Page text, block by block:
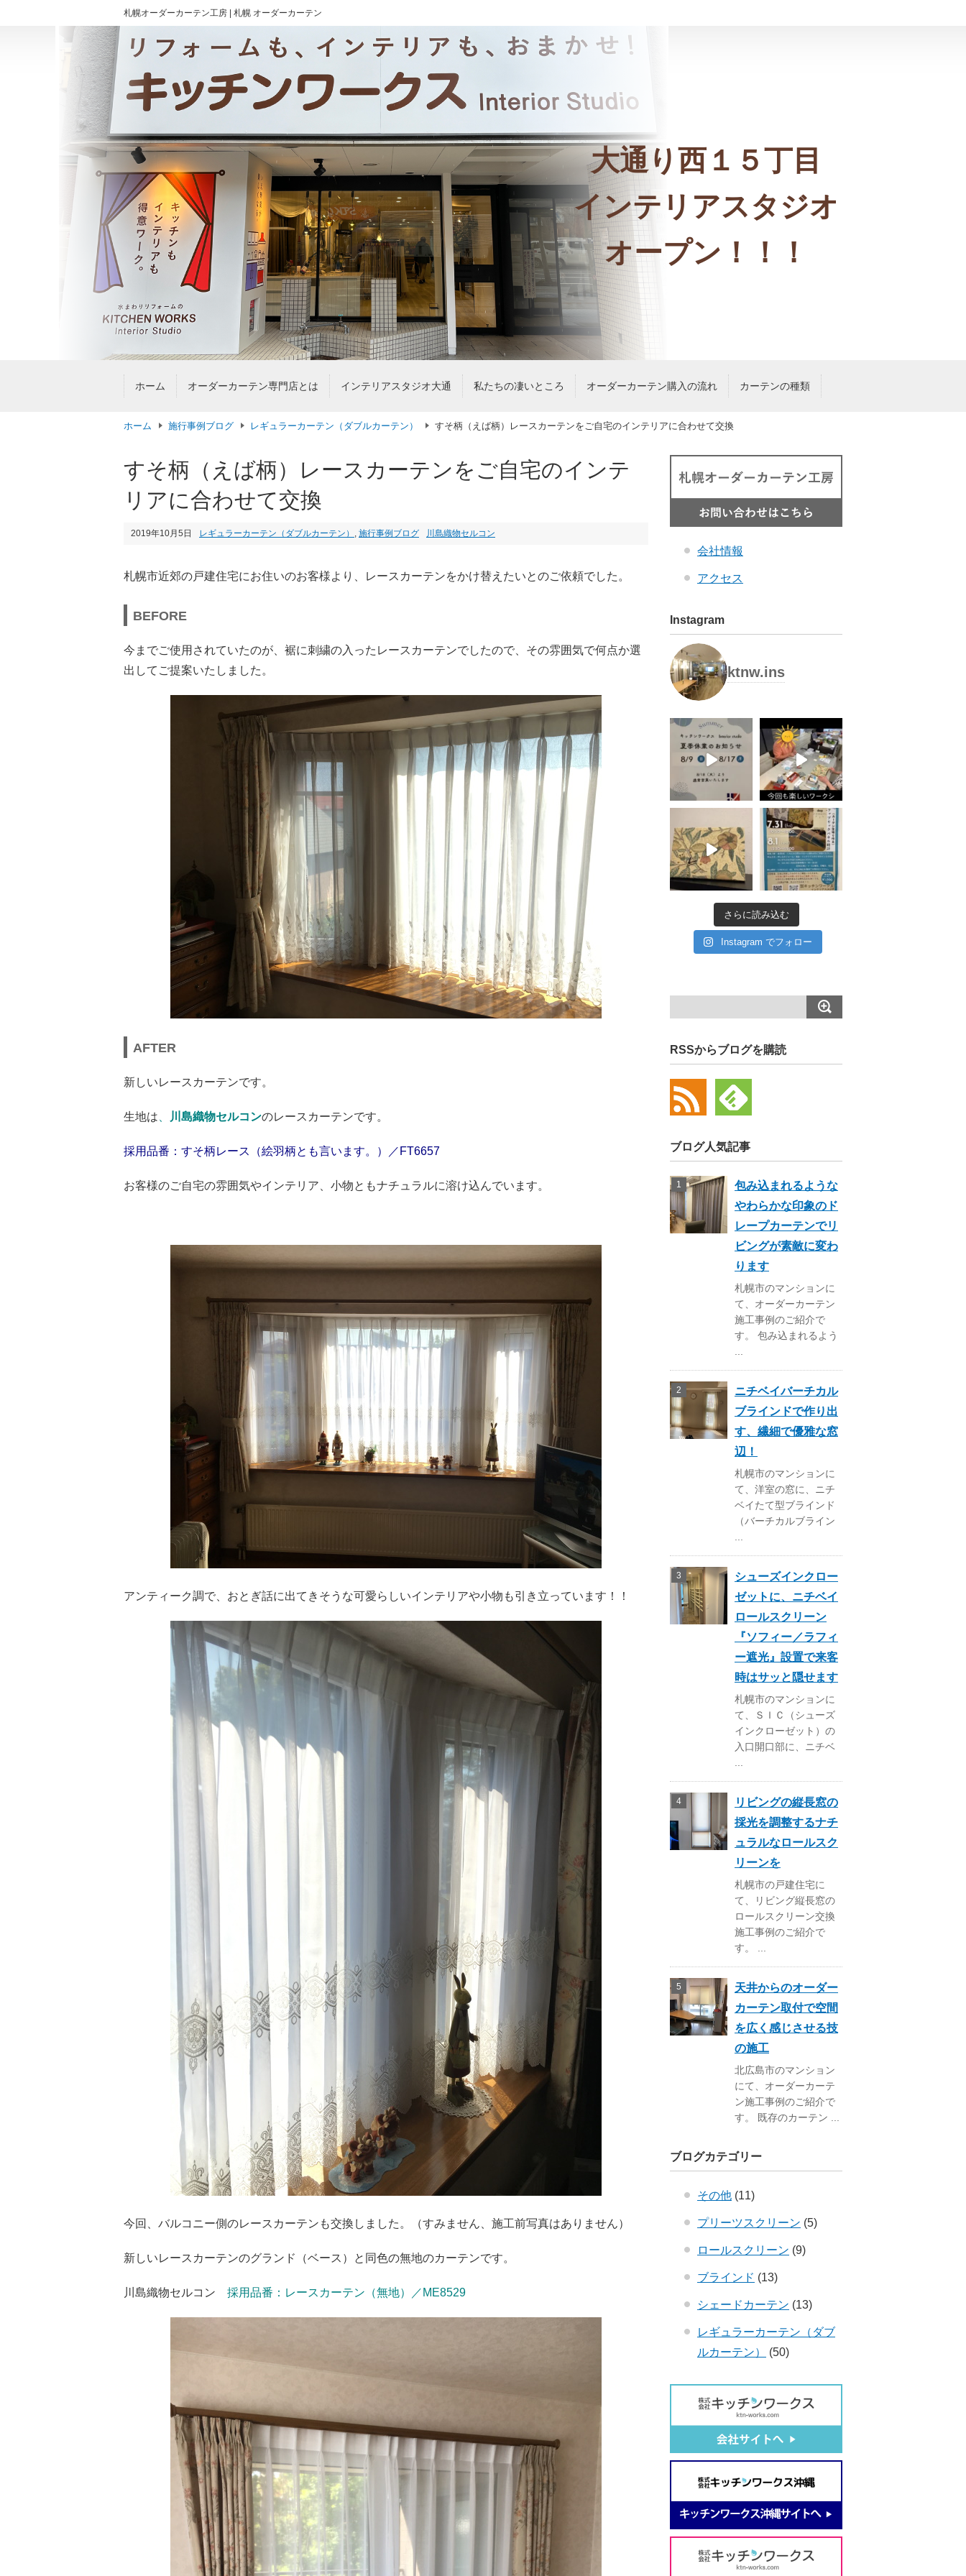
札幌オーダーカーテン工房 | 札幌 オーダーカーテン
大通り西１５丁目
インテリアスタジオ
オープン！！！
ホーム オーダーカーテン専門店とは インテリアスタジオ大通 私たちの凄いところ オーダーカーテン購入の流れ カーテンの種類
ホーム 施行事例ブログ レギュラーカーテン（ダブルカーテン） すそ柄（えば柄）レースカーテンをご自宅のインテリアに合わせて交換
すそ柄（えば柄）レースカーテンをご自宅のインテ
リアに合わせて交換
2019年10月5日 レギュラーカーテン（ダブルカーテン） , 施行事例ブログ 川島織物セルコン
札幌市近郊の戸建住宅にお住いのお客様より、レースカーテンをかけ替えたいとのご依頼でした。
BEFORE
今までご使用されていたのが、裾に刺繍の入ったレースカーテンでしたので、その雰囲気で何点か選
出してご提案いたしました。
AFTER
新しいレースカーテンです。
生地は 川島織物セルコンのレースカーテンです。
採用品番：すそ柄レース（絵羽柄とも言います。）／FT6657
お客様のご自宅の雰囲気やインテリア、小物ともナチュラルに溶け込んでいます。
アンティーク調で、おとぎ話に出てきそうな可愛らしいインテリアや小物も引き立っています！！
今回、バルコニー側のレースカーテンも交換しました。（すみません、施工前写真はありません）
新しいレースカーテンのグランド（ベース）と同色の無地のカーテンです。
川島織物セルコン 採用品番：レースカーテン（無地）／ME8529
会社情報
アクセス
Instagram
ktnw.ins
さらに読み込む
Instagram でフォロー
RSSからブログを購読
ブログ人気記事
包み込まれるような
やわらかな印象のド
レープカーテンでリ
ビングが素敵に変わ
ります
札幌市のマンションに
て、オーダーカーテン
施工事例のご紹介で
す。 包み込まれるよう
ニチベイバーチカル
ブラインドで作り出
す、繊細で優雅な窓
辺！
札幌市のマンションに
て、洋室の窓に、ニチ
ベイたて型ブラインド
（バーチカルブライン
シューズインクロー
ゼットに、ニチベイ
ロールスクリーン
『ソフィー／ラフィ
ー遮光』設置で来客
時はサッと隠せます
札幌市のマンションに
て、ＳＩＣ（シューズ
インクローゼット）の
入口開口部に、ニチベ
リビングの縦長窓の
採光を調整するナチ
ュラルなロールスク
リーンを
札幌市の戸建住宅に
て、リビング縦長窓の
ロールスクリーン交換
施工事例のご紹介で
す。 ...
天井からのオーダー
カーテン取付で空間
を広く感じさせる技
の施工
北広島市のマンション
にて、オーダーカーテ
ン施工事例のご紹介で
す。 既存のカーテン ...
ブログカテゴリー
その他 (11)
プリーツスクリーン (5)
ロールスクリーン (9)
ブラインド (13)
シェードカーテン (13)
レギュラーカーテン（ダブ
ルカーテン）
(50)